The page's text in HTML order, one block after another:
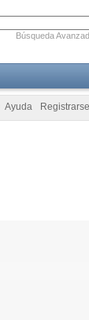
Búsqueda
Registrarse
Ayuda